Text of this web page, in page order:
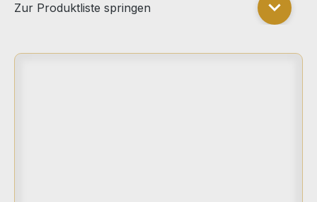
Zur Produktliste springen
Zur